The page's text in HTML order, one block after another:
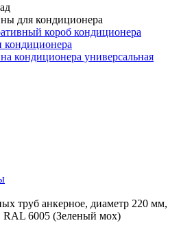
для кондиционера
короб кондиционера
кондиционера
кондиционера универсальная
труб анкерное, диаметр 220 мм,
6005 (Зеленый мох)